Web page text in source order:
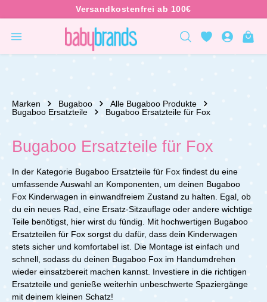
Marken Bugaboo
Alle Bugaboo Produkte
Bugaboo Ersatzteile
Bugaboo Ersatzteile für Fox
Bugaboo Ersatzteile für Fox
In der Kategorie Bugaboo Ersatzteile für Fox findest du eine
umfassende Auswahl an Komponenten, um deinen Bugaboo
Fox Kinderwagen in einwandfreiem Zustand zu halten. Egal, ob
du ein neues Rad, eine Ersatz-Sitzauflage oder andere wichtige
Teile benötigst, hier wirst du fündig. Mit hochwertigen Bugaboo
Ersatzteilen für Fox sorgst du dafür, dass dein Kinderwagen
stets sicher und komfortabel ist. Die Montage ist einfach und
schnell, sodass du deinen Bugaboo Fox im Handumdrehen
wieder einsatzbereit machen kannst. Investiere in die richtigen
Ersatzteile und genieße weiterhin unbeschwerte Spaziergänge
mit deinem kleinen Schatz!